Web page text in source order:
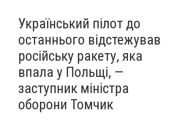
Український пілот до
останнього відстежував
російську ракету, яка
впала у Польщі, —
заступник міністра
оборони Томчик